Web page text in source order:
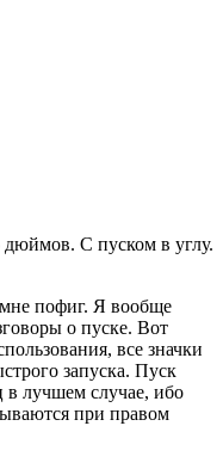
дюймов. С пуском в углу.
мне пофиг. Я вообще
о пуске. Вот
все значки
запуска. Пуск
в лучшем случае, ибо
при правом